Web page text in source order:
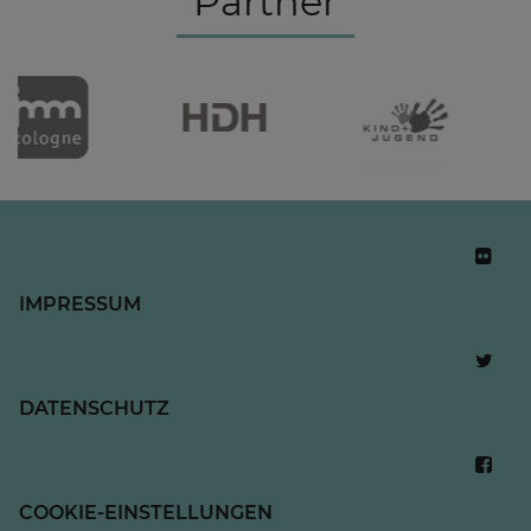
IMPRESSUM
DATENSCHUTZ
COOKIE-EINSTELLUNGEN